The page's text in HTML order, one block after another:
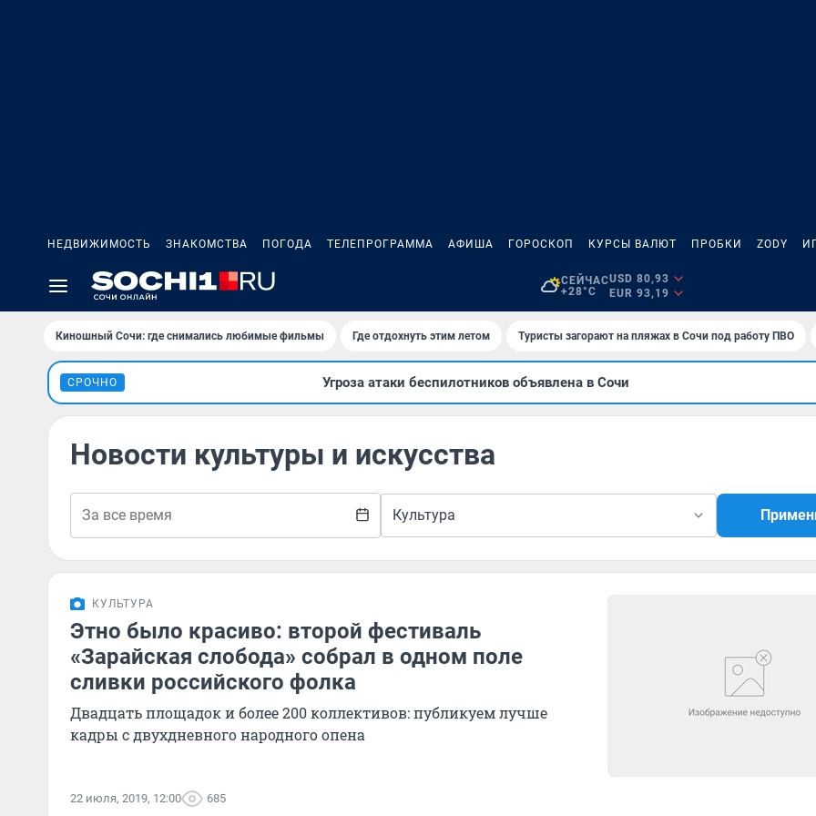
НЕДВИЖИМОСТЬ ЗНАКОМСТВА ПОГОДА ТЕЛЕПРОГРАММА АФИША ГОРОСКОП КУРСЫ ВАЛЮТ ПРОБКИ ZODY
СЕЙЧАС
+28°C
USD 80,93
EUR 93,19
Киношный Сочи: где снимались любимые фильмы Где отдохнуть этим летом Туристы загорают на пляжах в Сочи под работу ПВО
СРОЧНО Угроза атаки беспилотников объявлена в Сочи
Новости культуры и искусства
Культура
КУЛЬТУРА
Этно было красиво: второй фестиваль
«Зарайская слобода» собрал в одном поле
сливки российского фолка
Двадцать площадок и более 200 коллективов: публикуем лучше
кадры с двухдневного народного опена
22 июля, 2019, 12:00 685